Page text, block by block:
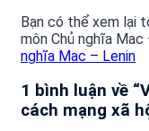
Bạn có thể xem lại
môn Chủ nghĩa Mac
nghĩa Mac – Lenin
1 bình luận về “
cách mạng xã